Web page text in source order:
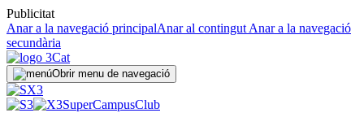
Publicitat
Anar a la navegació principalAnar al contingut Anar a la navegació
secundària
Obrir menu de navegació
SuperCampusClub